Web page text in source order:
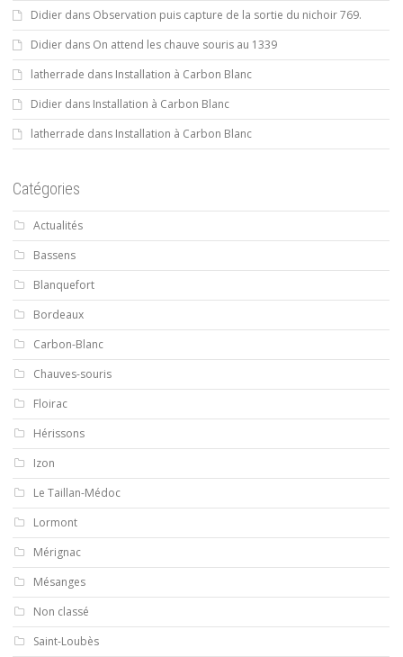
Didier dans Observation puis capture de la sortie du nichoir 769.
Didier dans On attend les chauve souris au 1339
latherrade dans Installation à Carbon Blanc
Didier dans Installation à Carbon Blanc
latherrade dans Installation à Carbon Blanc
Catégories
Actualités
Bassens
Blanquefort
Bordeaux
Carbon-Blanc
Chauves-souris
Floirac
Hérissons
Izon
Le Taillan-Médoc
Lormont
Mérignac
Mésanges
Non classé
Saint-Loubès